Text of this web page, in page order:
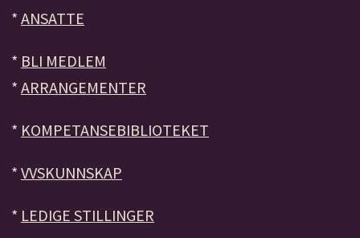
* ANSATTE
* BLI MEDLEM
* ARRANGEMENTER
* KOMPETANSEBIBLIOTEKET
* VVSKUNNSKAP
* LEDIGE STILLINGER